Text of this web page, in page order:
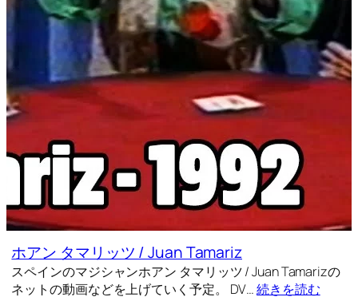
ホアン タマリッツ / Juan Tamariz
スペインのマジシャンホアン タマリッツ / Juan Tamarizの
ネットの動画などを上げていく予定。 DV…続きを読む